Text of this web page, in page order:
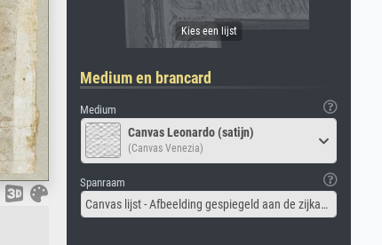
Medium en brancard
Medium
Canvas Leonardo (satijn)
(Canvas Venezia)
Spanraam
Canvas lijst - Afbeelding gespiegeld aan de zijkant